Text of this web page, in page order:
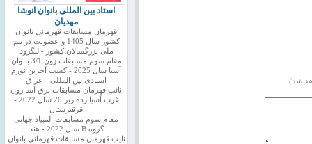
شد)
استاد بین المللی بانوان انوشا
مهدیان
قهرمان مسابقات قهرمانی بانوان
کشور سال 1405 و عضویت در تیم
ملی بزرگسالان کشور - لنگرود
مقام سوم مسابقات زون 3/1 بانوان
آسیا سال 2025 - کسب آخرین نورم
استادی بین المللی - عراق
نائب قهرمان مسابقات برق آسا زون
غرب آسیا رده زیر 20 سال 2022 -
قرقیزستان
مقام سوم مسابقات المپیاد جهانی
گروه B سال 2022 - هند
نایب قهرمان مسابقات قهرمانی بانوان